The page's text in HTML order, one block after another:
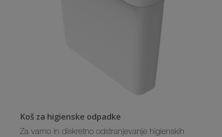
Koš za higienske odpadke
Za varno in diskretno odstranjevanje higienskih